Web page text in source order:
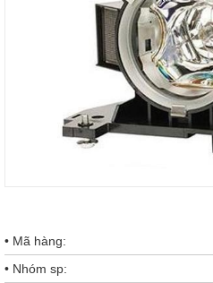
• Mã hàng:
• Nhóm sp: